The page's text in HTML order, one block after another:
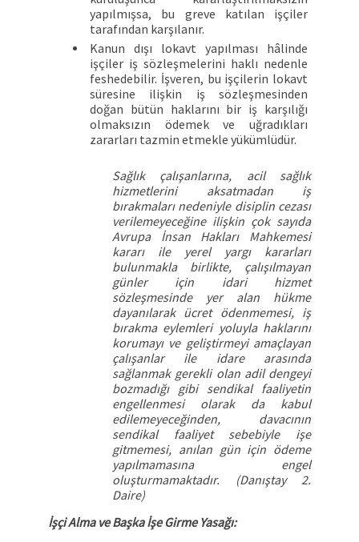
yapılmışsa, bu greve katılan işçiler
tarafından karşılanır.
Kanun dışı lokavt yapılması hâlinde
işçiler iş sözleşmelerini haklı nedenle
feshedebilir. İşveren, bu işçilerin lokavt
süresine ilişkin iş sözleşmesinden
doğan bütün haklarını bir iş karşılığı
olmaksızın ödemek ve uğradıkları
zararları tazmin etmekle yükümlüdür.
Sağlık çalışanlarına, acil sağlık
hizmetlerini aksatmadan iş
bırakmaları nedeniyle disiplin cezası
verilemeyeceğine ilişkin çok sayıda
Avrupa İnsan Hakları Mahkemesi
kararı ile yerel yargı kararları
bulunmakla birlikte, çalışılmayan
günler için idari hizmet
sözleşmesinde yer alan hükme
dayanılarak ücret ödenmemesi, iş
bırakma eylemleri yoluyla haklarını
korumayı ve geliştirmeyi amaçlayan
çalışanlar ile idare arasında
sağlanmak gerekli olan adil dengeyi
bozmadığı gibi sendikal faaliyetin
engellenmesi olarak da kabul
edilemeyeceğinden, davacının
sendikal faaliyet sebebiyle işe
gitmemesi, anılan gün için ödeme
yapılmamasına engel
oluşturmamaktadır. (Danıştay 2.
Daire)
İşçi Alma ve Başka İşe Girme Yasağı: